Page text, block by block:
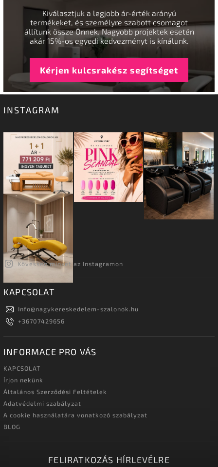
Kiválasztjuk a legjobb ár-érték arányú
termékeket, és személyre szabott csomagot
állítunk össze Önnek. Nagyobb projektek esetén
akár 15%-os egyedi kedvezményt is kínálunk.
Kérjen kulcsrakész segítséget
INSTAGRAM
Kövessen minket az Instagramon
KAPCSOLAT
Info@nagykereskedelem-szalonok.hu
+36707429656
INFORMACE PRO VÁS
KAPCSOLAT
Írjon nekünk
Általános Szerződési Feltételek
Adatvédelmi szabályzat
A cookie használatára vonatkozó szabályzat
BLOG
FELIRATKOZÁS HÍRLEVÉLRE